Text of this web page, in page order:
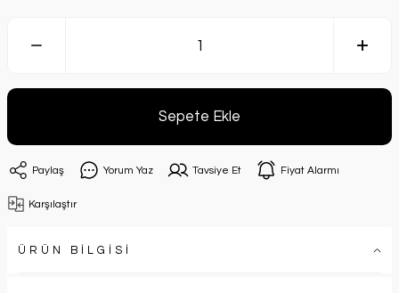
Sepete Ekle
Paylaş Yorum Yaz Tavsiye Et Fiyat Alarmı
Karşılaştır
ÜRÜN BİLGİSİ